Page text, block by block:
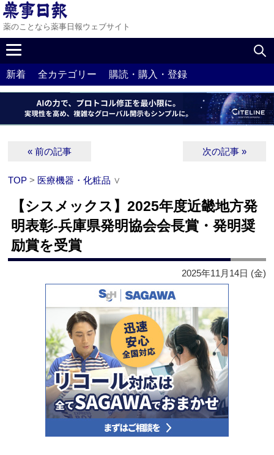
薬のことなら薬事日報ウェブサイト
新着 全カテゴリー 購読・購入・登録
« 前の記事 次の記事 »
TOP > 医療機器・化粧品 ∨
【シスメックス】2025年度近畿地方発
明表彰‐兵庫県発明協会会長賞・発明奨
励賞を受賞
2025年11月14日 (金)